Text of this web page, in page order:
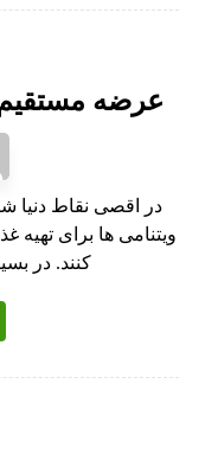
عرضه
در اقصی نقاط دنیا
ویتنامی‌ ها برای تهیه
کنند. در